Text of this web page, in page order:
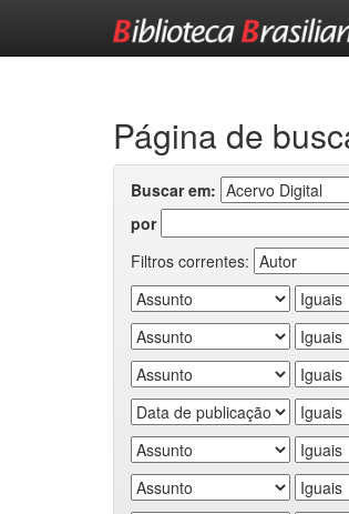
Página de
Buscar em:
por
Filtros correntes: